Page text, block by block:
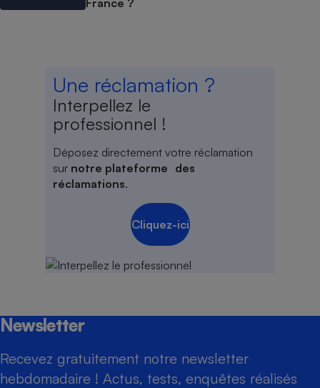
France ?
Une réclamation ?
Interpellez le
professionnel !
Déposez directement votre réclamation
sur notre plateforme des
réclamations.
Cliquez-ici
Newsletter
Recevez gratuitement notre newsletter
hebdomadaire ! Actus, tests, enquêtes réalisés